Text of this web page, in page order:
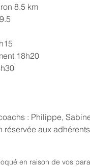
8.5 km
18h20
: Philippe,
réservée aux
en raison de vos